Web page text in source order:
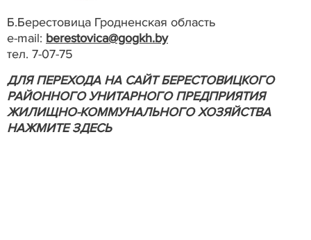
Б.Берестовица Гродненская область
e-mail: berestovica@gogkh.by
тел. 7-07-75
ДЛЯ ПЕРЕХОДА НА САЙТ БЕРЕСТОВИЦКОГО
РАЙОННОГО УНИТАРНОГО ПРЕДПРИЯТИЯ
ЖИЛИЩНО-КОММУНАЛЬНОГО ХОЗЯЙСТВА
НАЖМИТЕ ЗДЕСЬ